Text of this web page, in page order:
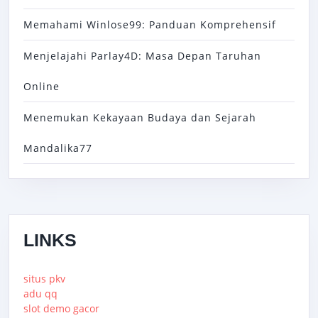
Memahami Winlose99: Panduan Komprehensif
Menjelajahi Parlay4D: Masa Depan Taruhan
Online
Menemukan Kekayaan Budaya dan Sejarah
Mandalika77
LINKS
situs pkv
adu qq
slot demo gacor